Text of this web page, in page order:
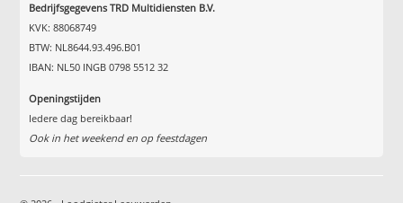
Bedrijfsgegevens TRD Multidiensten B.V.
KVK: 88068749
BTW: NL8644.93.496.B01
IBAN: NL50 INGB 0798 5512 32
Openingstijden
Iedere dag bereikbaar!
Ook in het weekend en op feestdagen